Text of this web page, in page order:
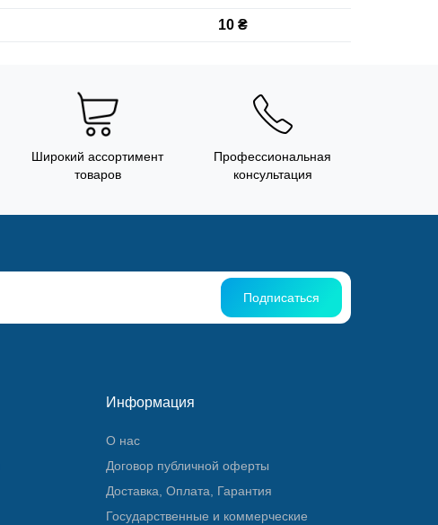
10 ₴
Широкий ассортимент
товаров
Профессиональная
консультация
Подписаться
Информация
О нас
Договор публичной оферты
Доставка, Оплата, Гарантия
Государственные и коммерческие